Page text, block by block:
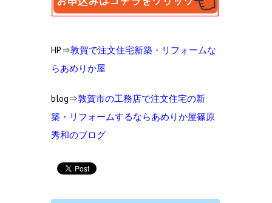
HP⇒敦賀で注文住宅新築・リフォームな
らあめりか屋
blog⇒敦賀市の工務店で注文住宅の新
築・リフォームするならあめりか屋篠原
秀和のブログ